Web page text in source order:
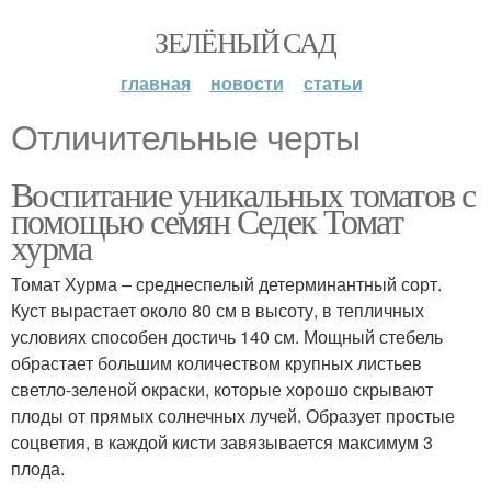
ЗЕЛЁНЫЙ САД
главная новости статьи
Отличительные черты
Воспитание уникальных томатов с
помощью семян Седек Томат
хурма
Томат Хурма – среднеспелый детерминантный сорт.
Куст вырастает около 80 см в высоту, в тепличных
условиях способен достичь 140 см. Мощный стебель
обрастает большим количеством крупных листьев
светло-зеленой окраски, которые хорошо скрывают
плоды от прямых солнечных лучей. Образует простые
соцветия, в каждой кисти завязывается максимум 3
плода.